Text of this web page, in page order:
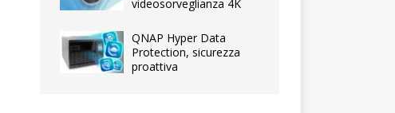
videosorveglianza 4K
QNAP Hyper Data
Protection, sicurezza
proattiva